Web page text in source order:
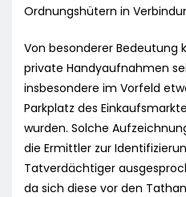
Ordnungshütern in
Von besonderer Bedeutung
private Handyaufnahmen
insbesondere im Vorfeld
Parkplatz des
wurden. Solche
die Ermittler zur
Tatverdächtiger
da sich diese vor den